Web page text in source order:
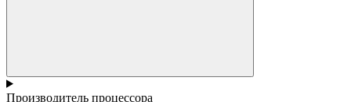
Производитель процессора